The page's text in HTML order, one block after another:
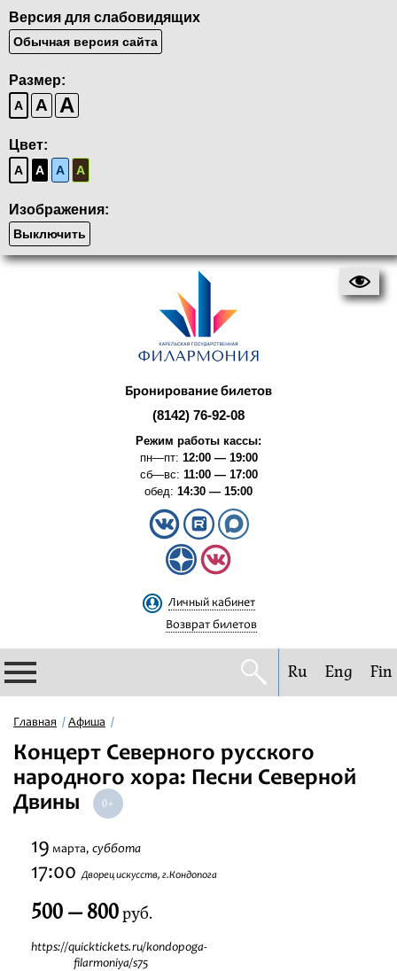
Версия для слабовидящих
Обычная версия сайта
Размер:
A A A
Цвет:
A A A A
Изображения:
Выключить
Бронирование билетов
(8142) 76-92-08
Режим работы кассы:
пн—пт: 12:00 — 19:00
сб—вс: 11:00 — 17:00
обед: 14:30 — 15:00
Личный кабинет
Возврат билетов
Филармония
Афиша
Фестивали
Абонементы
Новости
Контакты
Ru Eng Fin
Главная Афиша
Концерт Северного русского
народного хора: Песни Северной
Двины
19 марта, суббота
17:00 Дворец искусств, г.Кондопога
500 — 800руб.
https://quicktickets.ru/kondopoga-
filarmoniya/s75